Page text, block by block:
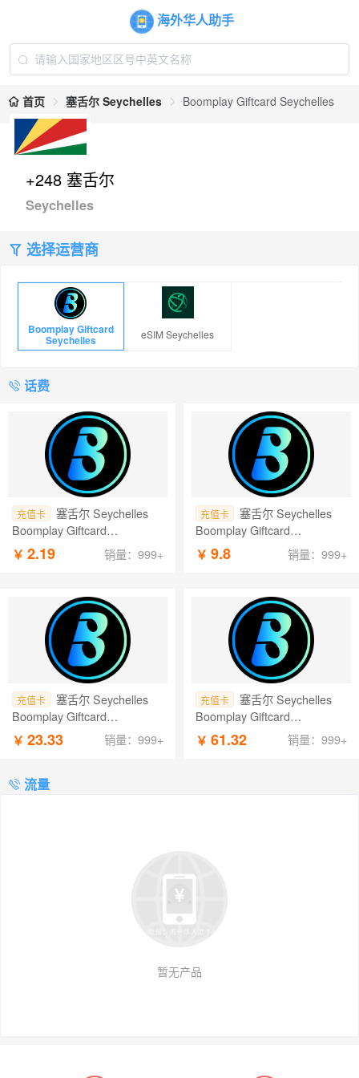
海外华人助手
首页 塞舌尔 Seychelles Boomplay Giftcard Seychelles
+248 塞舌尔
Seychelles
选择运营商
Boomplay Giftcard
Seychelles eSIM Seychelles
话费
充值卡
塞舌尔 Seychelles
Boomplay Giftcard
Seychelles 话费 3.59 SCR
￥ 2.19 销量：999+
充值卡
塞舌尔 Seychelles
Boomplay Giftcard
Seychelles 话费 15.99 SCR
￥ 9.8 销量：999+
充值卡
塞舌尔 Seychelles
Boomplay Giftcard
Seychelles 话费 37.99 SCR
￥ 23.33 销量：999+
充值卡
塞舌尔 Seychelles
Boomplay Giftcard
Seychelles 话费 99.99 SCR
￥ 61.32 销量：999+
流量
暂无产品